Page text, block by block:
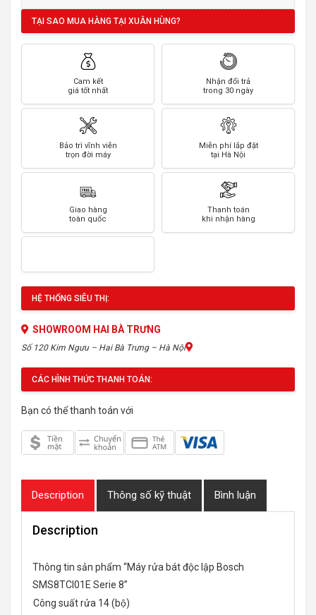
TẠI SAO MUA HÀNG TẠI XUÂN HÙNG?
Cam kết
giá tốt nhất
Nhận đổi trả
trong 30 ngày
Bảo trì vĩnh viễn
trọn đời máy
Miễn phí lắp đặt
tại Hà Nội
Giao hàng
toàn quốc
Thanh toán
khi nhận hàng
HỆ THỐNG SIÊU THỊ:
SHOWROOM HAI BÀ TRƯNG
Số 120 Kim Ngưu – Hai Bà Trưng – Hà Nội
CÁC HÌNH THỨC THANH TOÁN:
Bạn có thể thanh toán với
Description Thông số kỹ thuật Bình luận
Description
Thông tin sản phẩm “Máy rửa bát độc lập Bosch
SMS8TCI01E Serie 8”
Công suất rửa 14 (bộ)